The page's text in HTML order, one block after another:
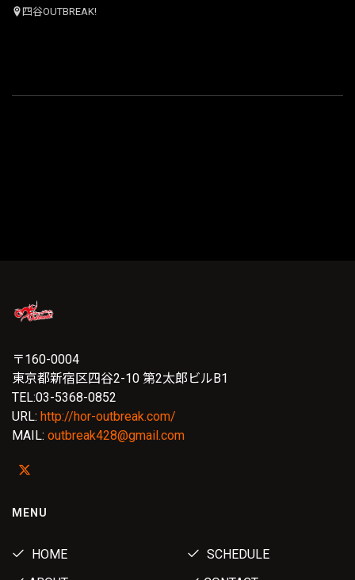
四谷OUTBREAK!
〒160-0004
東京都新宿区四谷2-10 第2太郎ビルB1
TEL:03-5368-0852
URL: http://hor-outbreak.com/
MAIL: outbreak428@gmail.com
MENU
HOME
SCHEDULE